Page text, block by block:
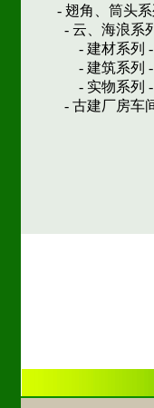
- 翅角、筒头
- 云、海浪系
- 建材系列 -
- 建筑系列 -
- 实物系列 -
- 古建厂房车